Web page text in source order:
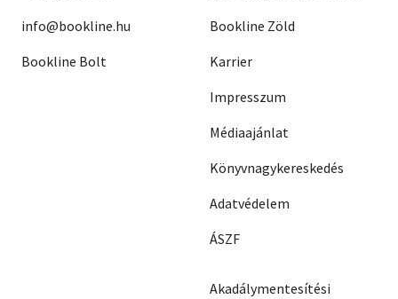
info@bookline.hu
Bookline Bolt
Bookline Zöld
Karrier
Impresszum
Médiaajánlat
Könyvnagykereskedés
Adatvédelem
ÁSZF
Akadálymentesítési